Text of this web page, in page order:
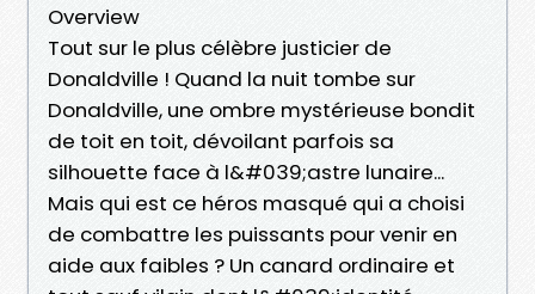
Overview
Tout sur le plus célèbre justicier de
Donaldville ! Quand la nuit tombe sur
Donaldville, une ombre mystérieuse bondit
de toit en toit, dévoilant parfois sa
silhouette face à l&#039;astre lunaire...
Mais qui est ce héros masqué qui a choisi
de combattre les puissants pour venir en
aide aux faibles ? Un canard ordinaire et